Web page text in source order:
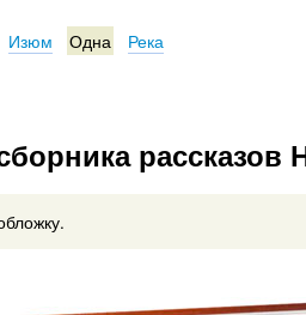
Изюм Одна Река
рассказов